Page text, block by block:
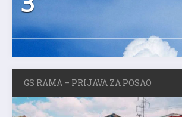
GS RAMA – PRIJAVA ZA POSAO